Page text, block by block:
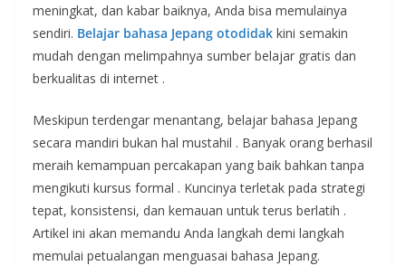
meningkat, dan kabar baiknya, Anda bisa memulainya
sendiri. Belajar bahasa Jepang otodidak kini semakin
mudah dengan melimpahnya sumber belajar gratis dan
berkualitas di internet .
Meskipun terdengar menantang, belajar bahasa Jepang
secara mandiri bukan hal mustahil . Banyak orang berhasil
meraih kemampuan percakapan yang baik bahkan tanpa
mengikuti kursus formal . Kuncinya terletak pada strategi
tepat, konsistensi, dan kemauan untuk terus berlatih .
Artikel ini akan memandu Anda langkah demi langkah
memulai petualangan menguasai bahasa Jepang.